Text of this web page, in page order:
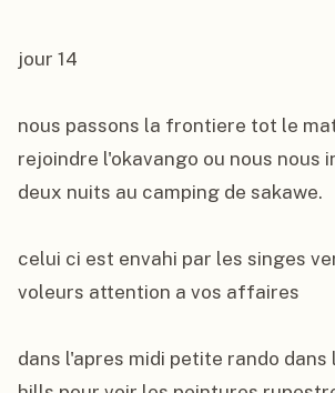
jour 14
nous passons la frontiere tot le
rejoindre l'okavango ou nous nous
deux nuits au camping de sakawe.
celui ci est envahi par les singes
voleurs attention a vos affaires
dans l'apres midi petite rando